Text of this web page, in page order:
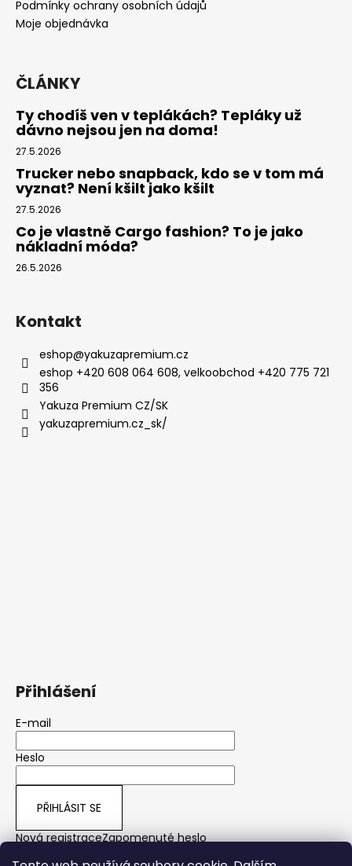
Podmínky ochrany osobních údajů
Moje objednávka
ČLÁNKY
Ty chodíš ven v teplákách? Tepláky už
dávno nejsou jen na doma!
27.5.2026
Trucker nebo snapback, kdo se v tom má
vyznat? Není kšilt jako kšilt
27.5.2026
Co je vlastně Cargo fashion? To je jako
nákladní móda?
26.5.2026
Kontakt
eshop@yakuzapremium.cz
eshop +420 608 064 608, velkoobchod +420 775 721
356
Yakuza Premium CZ/SK
yakuzapremium.cz_sk/
Přihlášení
E-mail
Heslo
PŘIHLÁSIT SE
Nová registraceZapomenuté heslo